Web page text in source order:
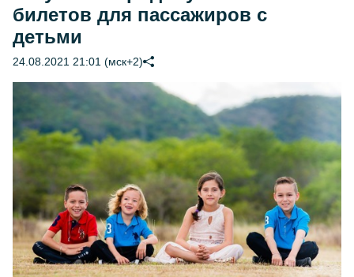
билетов для пассажиров с
детьми
24.08.2021 21:01 (мск+2)